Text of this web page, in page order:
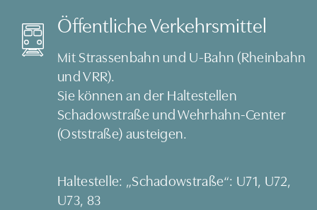
Öffentliche Verkehrsmittel
Mit Strassenbahn und U-Bahn (Rheinbahn
und VRR).
Sie können an der Haltestellen
Schadowstraße und Wehrhahn-Center
(Oststraße) austeigen.
Haltestelle: „Schadowstraße“: U71, U72,
U73, 83